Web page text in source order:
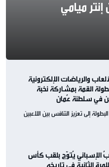
ميامي
والرياضات الإلكترونية
القمة بمشاركة نخبة
في سلطنة عُمان
إلى تعزيز التنافس بين اللاعبين
الإسباني يُتوّج بلقب كأس
الثانية في تاريخه